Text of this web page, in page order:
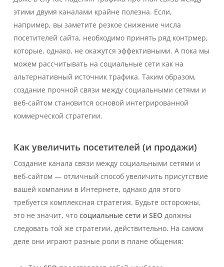
этими двумя каналами крайне полезна. Если,
например, вы заметите резкое снижение числа
посетителей сайта, необходимо принять ряд контрмер,
которые, однако, не окажутся эффективными. А пока мы
можем рассчитывать на социальные сети как на
альтернативный источник трафика. Таким образом,
создание прочной связи между социальными сетями и
веб-сайтом становится основой интегрированной
коммерческой стратегии.
Как увеличить посетителей (и продажи)
Создание канала связи между социальными сетями и
веб-сайтом — отличный способ увеличить присутствие
вашей компании в Интернете, однако для этого
требуется комплексная стратегия. Будьте осторожны,
это не значит, что социальные сети и SEO должны
следовать той же стратегии, действительно. На самом
деле они играют разные роли в плане общения: